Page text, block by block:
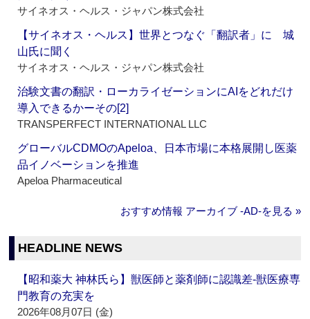
サイネオス・ヘルス・ジャパン株式会社
【サイネオス・ヘルス】世界とつなぐ「翻訳者」に 城
山氏に聞く
サイネオス・ヘルス・ジャパン株式会社
治験文書の翻訳・ローカライゼーションにAIをどれだけ
導入できるかーその[2]
TRANSPERFECT INTERNATIONAL LLC
グローバルCDMOのApeloa、日本市場に本格展開し医薬
品イノベーションを推進
Apeloa Pharmaceutical
おすすめ情報 アーカイブ ‐AD‐を見る »
HEADLINE NEWS
【昭和薬大 神林氏ら】獣医師と薬剤師に認識差‐獣医療専
門教育の充実を
2026年08月07日 (金)